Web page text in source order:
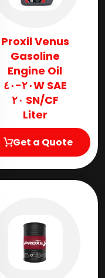
Proxil Venus
Gasoline
Engine Oil
SAE ٢٠W-٤٠
SN/CF ٢٠
Liter
Get a Quote